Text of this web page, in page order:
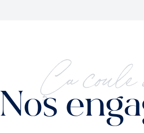
Ça coule
Nos